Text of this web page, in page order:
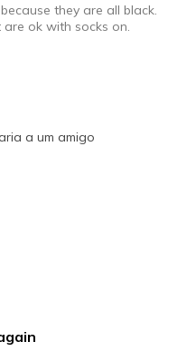
they are all black.
ok with socks on.
size
a um amigo